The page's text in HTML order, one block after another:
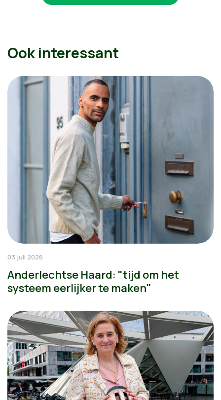
Ook interessant
03 juli 2026
Anderlechtse Haard: "tijd om het
systeem eerlijker te maken"